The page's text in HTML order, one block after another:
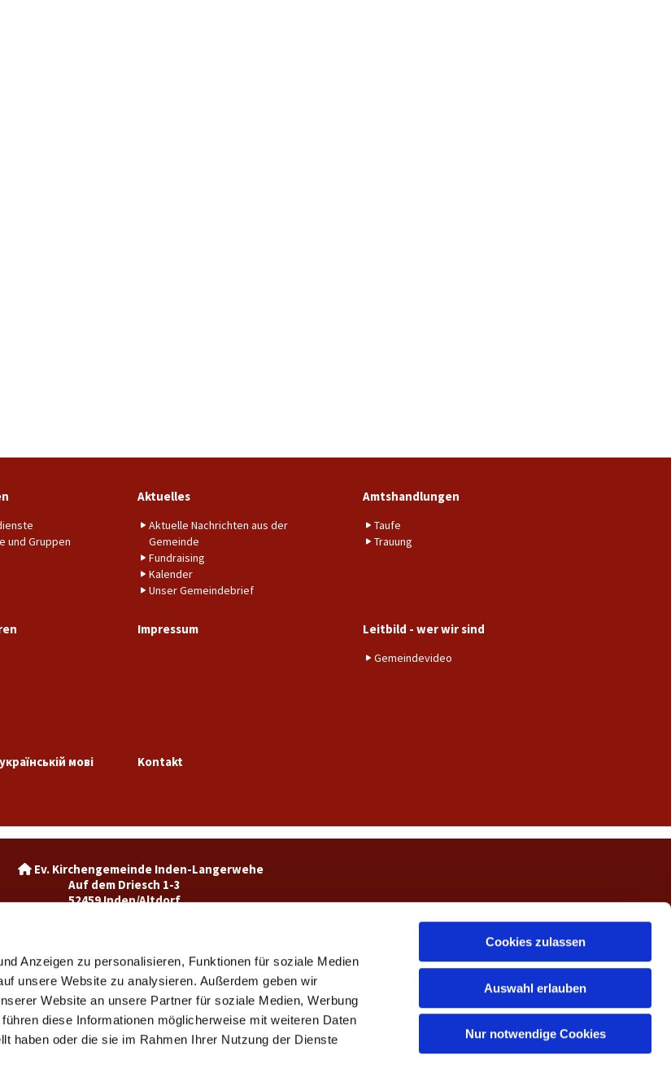
Anzeigen zu personalisieren, Funktionen für soziale Medien
unsere Website zu analysieren. Außerdem geben wir
Website an unsere Partner für soziale Medien, Werbung
diese Informationen möglicherweise mit weiteren Daten
haben oder die sie im Rahmen Ihrer Nutzung der Dienste
Cookies zulassen
Auswahl erlauben
Nur notwendige Cookies
und Gruppen
Aktuelles
Aktuelle Nachrichten aus der
Gemeinde
Fundraising
Kalender
Unser Gemeindebrief
Amtshandlungen
Taufe
Trauung
Impressum Leitbild - wer wir sind
Gemeindevideo
мові Kontakt
Ev. Kirchengemeinde Inden-Langerwehe
Auf dem Driesch 1-3
52459 Inden/Altdorf
Ev. Kirchengemeinde Weisweiler-Dürwiß
Burgweg 7
52249 Eschweiler
weisweiler@ekir.de
02403 / 65265